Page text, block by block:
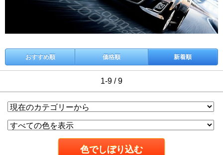
おすすめ順 価格順 新着順
1-9 / 9